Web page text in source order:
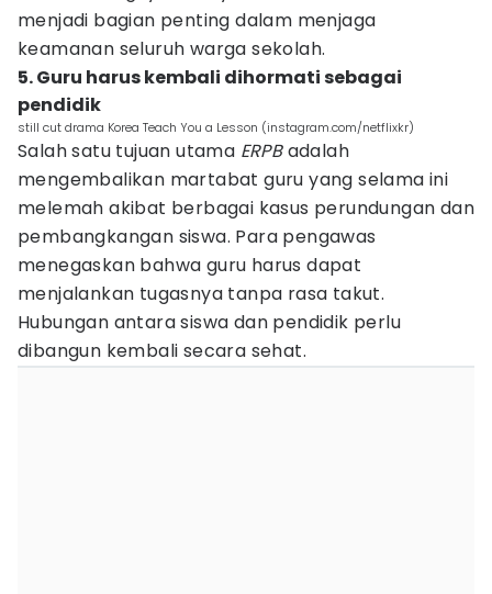
menjadi bagian penting dalam menjaga
keamanan seluruh warga sekolah.
5. Guru harus kembali dihormati sebagai
pendidik
still cut drama Korea Teach You a Lesson (instagram.com/netflixkr)
Salah satu tujuan utama ERPBadalah
mengembalikan martabat guru yang selama ini
melemah akibat berbagai kasus perundungan dan
pembangkangan siswa. Para pengawas
menegaskan bahwa guru harus dapat
menjalankan tugasnya tanpa rasa takut.
Hubungan antara siswa dan pendidik perlu
dibangun kembali secara sehat.